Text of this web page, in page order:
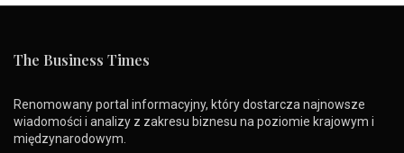
The Business Times
Renomowany portal informacyjny, który dostarcza najnowsze
wiadomości i analizy z zakresu biznesu na poziomie krajowym i
międzynarodowym.